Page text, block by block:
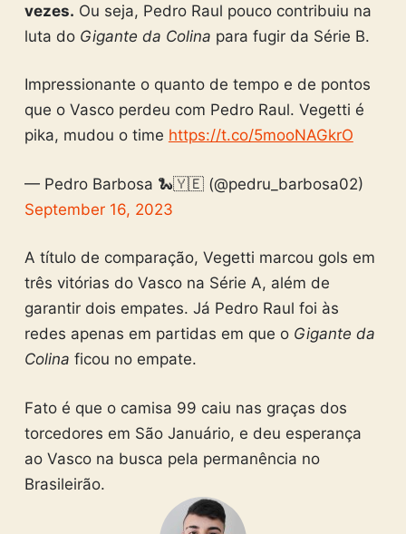
vezes. Ou seja, Pedro Raul pouco contribuiu na
luta do Gigante da Colina para fugir da Série B.
Impressionante o quanto de tempo e de pontos
que o Vasco perdeu com Pedro Raul. Vegetti é
pika, mudou o time https://t.co/5mooNAGkrO
— Pedro Barbosa 🐍🇾🇪 (@pedru_barbosa02)
September 16, 2023
A título de comparação, Vegetti marcou gols em
três vitórias do Vasco na Série A, além de
garantir dois empates. Já Pedro Raul foi às
redes apenas em partidas em que oGigante da
Colina ficou no empate.
Fato é que o camisa 99 caiu nas graças dos
torcedores em São Januário, e deu esperança
ao Vasco na busca pela permanência no
Brasileirão.